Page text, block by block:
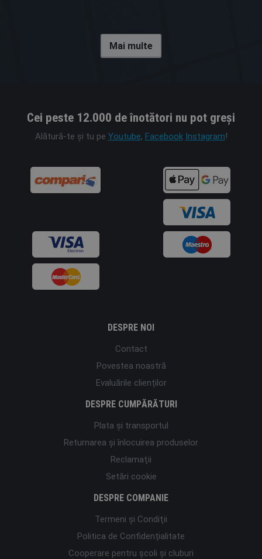
Mai multe
Cei peste 12.000 de înotători nu pot greși
Alătură-te și tu pe Youtube, Facebook Instagram!
DESPRE NOI
Contact
Povestea noastră
Evaluările clienților
DESPRE CUMPĂRĂTURI
Plata şi transportul
Returnarea și înlocuirea produselor
Reclamaţii
Setări cookie
DESPRE COMPANIE
Termeni şi Condiţii
Politica de Confidențialitate
Cooperare pentru școli și cluburi